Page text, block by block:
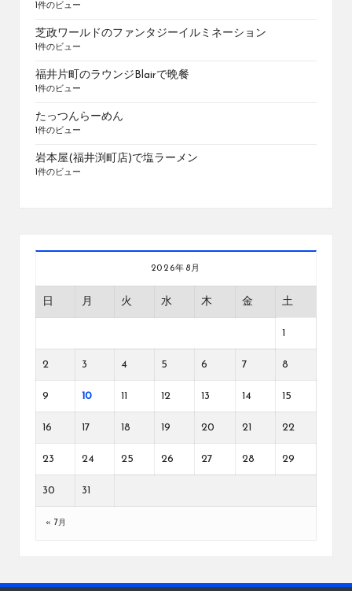
1件のビュー
芝政ワールドのファンタジーイルミネーション
1件のビュー
福井片町のラウンジBlairで晩餐
1件のビュー
たっつんらーめん
1件のビュー
岩本屋(福井渕町店)で塩ラーメン
1件のビュー
2026年8月
日 月 火 水 木 金 土
2 3 4 5 6 7 8
9 10 12 13 14 15
16 17 18 19 20 21 22
23 24 25 26 27 28 29
30 31
« 7月